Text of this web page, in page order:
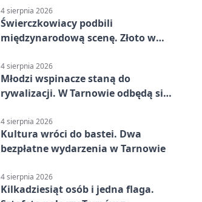
4 sierpnia 2026
Świerczkowiacy podbili
międzynarodową scenę. Złoto w
4 sierpnia 2026
Młodzi wspinacze staną do
rywalizacji. W Tarnowie odbędą się
4 sierpnia 2026
Kultura wróci do bastei. Dwa
bezpłatne wydarzenia w Tarnowie
4 sierpnia 2026
Kilkadziesiąt osób i jedna flaga.